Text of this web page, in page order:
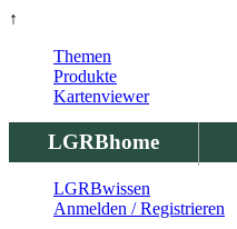
↑
LGRBhome
Themen
Produkte
Kartenviewer
LGRBwissen
Anmelden / Registrieren